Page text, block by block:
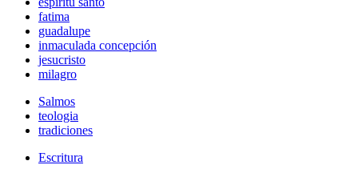
fatima
guadalupe
inmaculada concepción
jesucristo
milagro
Salmos
teologia
tradiciones
Escritura